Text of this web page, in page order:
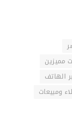
مميزين
الهاتف
ومبيعات